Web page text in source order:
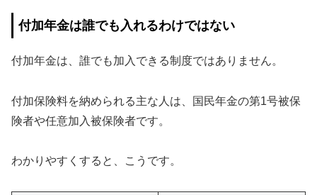
付加年金は誰でも入れるわけではない
付加年金は、誰でも加入できる制度ではありません。
付加保険料を納められる主な人は、国民年金の第1号被保
険者や任意加入被保険者です。
わかりやすくすると、こうです。